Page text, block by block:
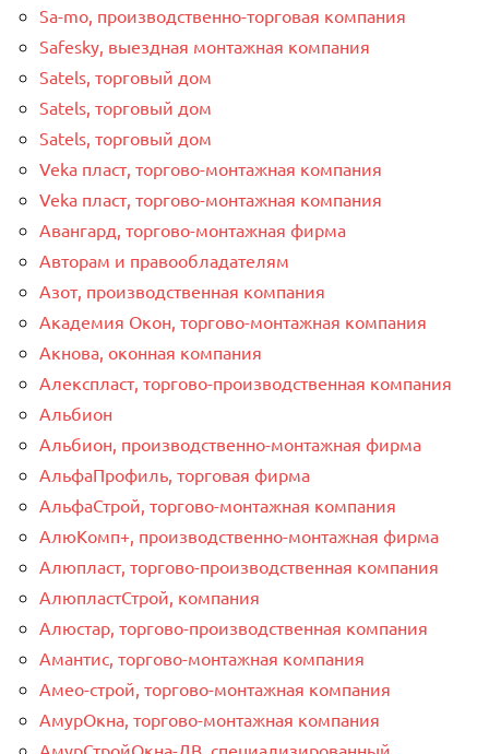
Sa-mo, производственно-торговая компания
Safesky, выездная монтажная компания
Satels, торговый дом
Satels, торговый дом
Satels, торговый дом
Veka пласт, торгово-монтажная компания
Veka пласт, торгово-монтажная компания
Авангард, торгово-монтажная фирма
Авторам и правообладателям
Азот, производственная компания
Академия Окон, торгово-монтажная компания
Акнова, оконная компания
Алекспласт, торгово-производственная компания
Альбион
Альбион, производственно-монтажная фирма
АльфаПрофиль, торговая фирма
АльфаСтрой, торгово-монтажная компания
АлюКомп+, производственно-монтажная фирма
Алюпласт, торгово-производственная компания
АлюпластСтрой, компания
Алюстар, торгово-производственная компания
Амантис, торгово-монтажная компания
Амео-строй, торгово-монтажная компания
АмурОкна, торгово-монтажная компания